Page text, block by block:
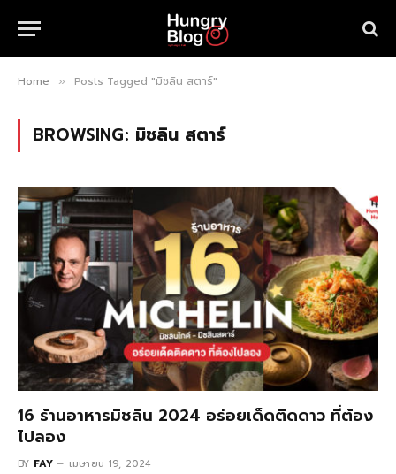
Home » Posts Tagged "มิชลิน สตาร์"
BROWSING: มิชลิน สตาร์
16 ร้านอาหารมิชลิน 2024 อร่อยเด็ดติดดาว ที่ต้อง
ไปลอง
BY FAY เมษายน 19, 2024